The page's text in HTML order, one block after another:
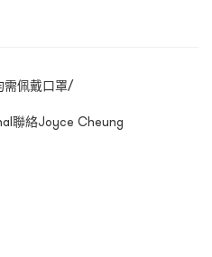
需佩戴口罩/
聯絡Joyce Cheung